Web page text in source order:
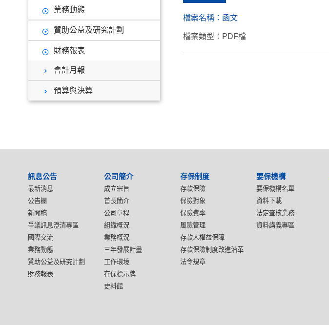
業務動態
贊助公益及研究計劃
財務報表
會計月報
預算與決算
檔案名稱： 函文
檔案類型：PDF檔
訊息公告
最新消息
公告欄
新聞稿
爭議訊息澄清專區
國際交流
業務動態
贊助公益及研究計劃
財務報表
公司簡介
成立宗旨
首長簡介
公司章程
組織概況
業務概況
三年發展計畫
工作環境
存保標示牌
史料館
存保制度
存款保險
保險對象
保險費率
風險管理
存款人權益保障
存款保險制度改進沿革
法令規章
要保機構
要保機構名單
資料下載
法定查核業務
資料講義專區